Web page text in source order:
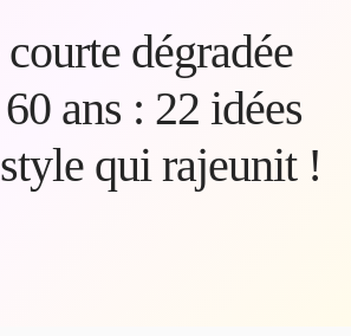
dégradée
ans : 22 idées
qui rajeunit !